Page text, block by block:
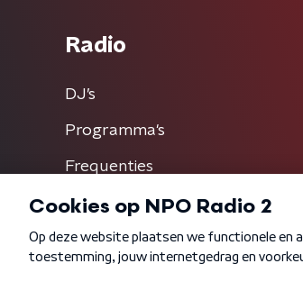
Radio
DJ’s
Programma's
Frequenties
Algemene voorwaarden Privacybeleid